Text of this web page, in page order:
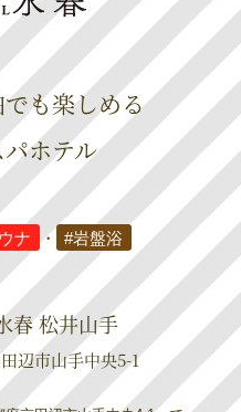
も楽しめる
ホテル
ナ ・ #岩盤浴
春 松井山手
辺市山手中央5-1